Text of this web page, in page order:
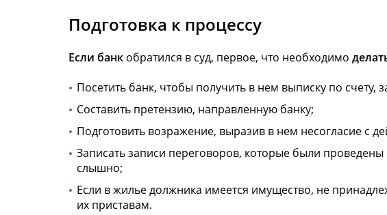
Подготовка к процессу
Если банк обратился в суд, первое, что необходимо
Посетить банк, чтобы получить в нем выписку по счету,
Составить претензию, направленную банку;
Подготовить возражение, выразив в нем несогласие с
Записать записи переговоров, которые были
слышно;
Если в жилье должника имеется имущество, не
их приставам.